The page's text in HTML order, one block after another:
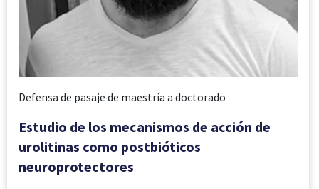
Defensa de pasaje de maestría a doctorado
Estudio de los mecanismos de acción de
urolitinas como postbióticos
neuroprotectores